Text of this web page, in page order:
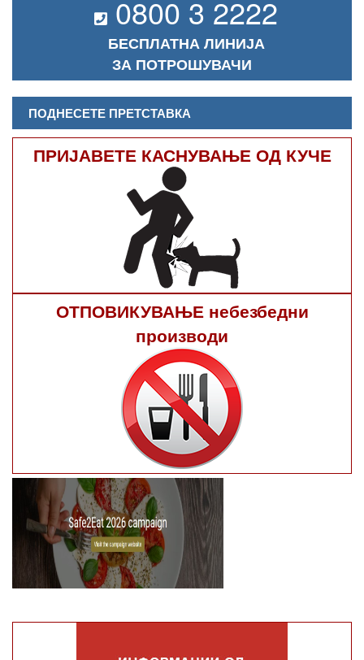
0800 3 2222
БЕСПЛАТНА ЛИНИЈА
ЗА ПОТРОШУВАЧИ
ПОДНЕСЕТЕ ПРЕТСТАВКА
ПРИЈАВЕТЕ КАСНУВАЊЕ ОД КУЧЕ
ОТПОВИКУВАЊЕ небезбедни
производи